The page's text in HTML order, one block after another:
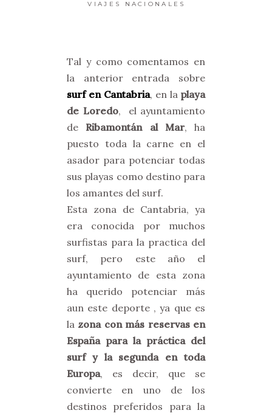
VIAJES NACIONALES
Tal y como comentamos en
la anterior entrada sobre
surf en Cantabria, en la playa
de Loredo, el ayuntamiento
deRibamontán al Mar, ha
puesto toda la carne en el
asador para potenciar todas
sus playas como destino para
los amantes del surf.
Esta zona de Cantabria, ya
era conocida por muchos
surfistas para la practica del
surf, pero este año el
ayuntamiento de esta zona
ha querido potenciar más
aun este deporte , ya que es
la zona con más reservas en
España para la práctica del
surf y la segunda en toda
Europa, es decir, que se
convierte en uno de los
destinos preferidos para la